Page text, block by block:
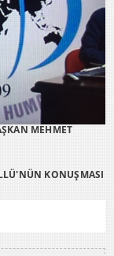
MEHMET
KONUŞMASI